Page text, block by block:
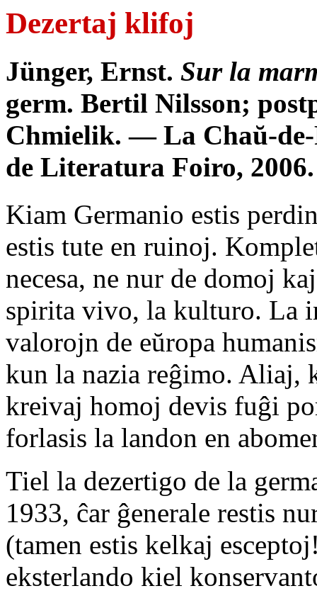
Dezertaj klifoj
Jünger, Ernst. Sur la
germ. Bertil Nilsson;
Chmielik. — La Chaŭ-
de Literatura Foiro,
Kiam Germanio estis
estis tute en ruinoj.
necesa, ne nur de domoj
spirita vivo, la kulturo. La
valorojn de eŭropa
kun la nazia reĝimo. Aliaj,
kreivaj homoj devis fuĝi
forlasis la landon en
Tiel la dezertigo de la
1933, ĉar ĝenerale restis
(tamen estis kelkaj
eksterlando kiel